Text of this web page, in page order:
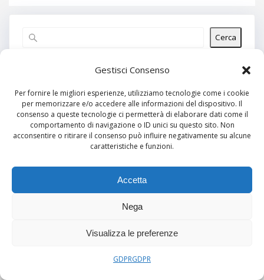
Gestisci Consenso
Per fornire le migliori esperienze, utilizziamo tecnologie come i cookie
per memorizzare e/o accedere alle informazioni del dispositivo. Il
consenso a queste tecnologie ci permetterà di elaborare dati come il
comportamento di navigazione o ID unici su questo sito. Non
acconsentire o ritirare il consenso può influire negativamente su alcune
caratteristiche e funzioni.
Accetta
Nega
Visualizza le preferenze
GDPRGDPR
Cerca
Articoli recenti
Commenti recenti
Nessun commento da mostrare.
Nessun archivio da mostrare.
Categorie
Nessuna categoria